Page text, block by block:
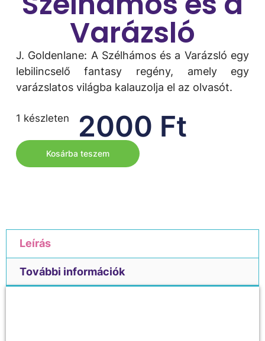
Varázsló
J. Goldenlane: A Szélhámos és a Varázsló egy
lebilincselő fantasy regény, amely egy
varázslatos világba kalauzolja el az olvasót.
2000 Ft
1 készleten
Kosárba teszem
Leírás
További információk